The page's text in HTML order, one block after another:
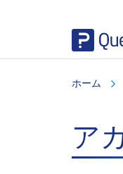
ホーム
ア